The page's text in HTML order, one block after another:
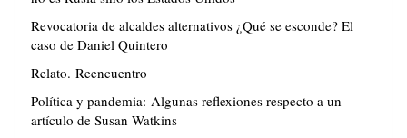
Revocatoria de alcaldes alternativos ¿Qué se esconde? El
caso de Daniel Quintero
Relato. Reencuentro
Política y pandemia: Algunas reflexiones respecto a un
artículo de Susan Watkins